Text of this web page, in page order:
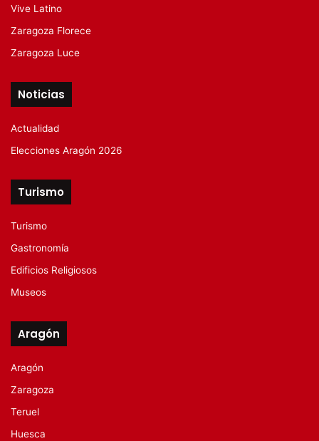
Vive Latino
Zaragoza Florece
Zaragoza Luce
Noticias
Actualidad
Elecciones Aragón 2026
Turismo
Turismo
Gastronomía
Edificios Religiosos
Museos
Aragón
Aragón
Zaragoza
Teruel
Huesca